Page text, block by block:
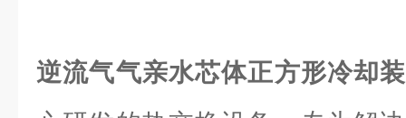
逆流气气亲水芯体正方形冷却